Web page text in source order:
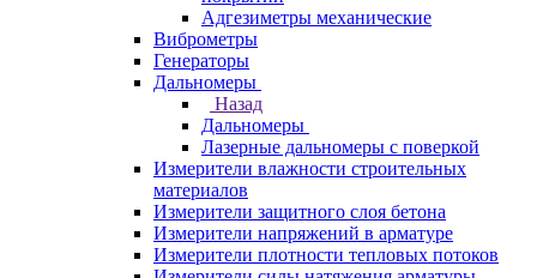
Адгезиметры механические
Виброметры
Генераторы
Дальномеры
Назад
Дальномеры
Лазерные дальномеры с поверкой
Измерители влажности строительных
материалов
Измерители защитного слоя бетона
Измерители напряжений в арматуре
Измерители плотности тепловых потоков